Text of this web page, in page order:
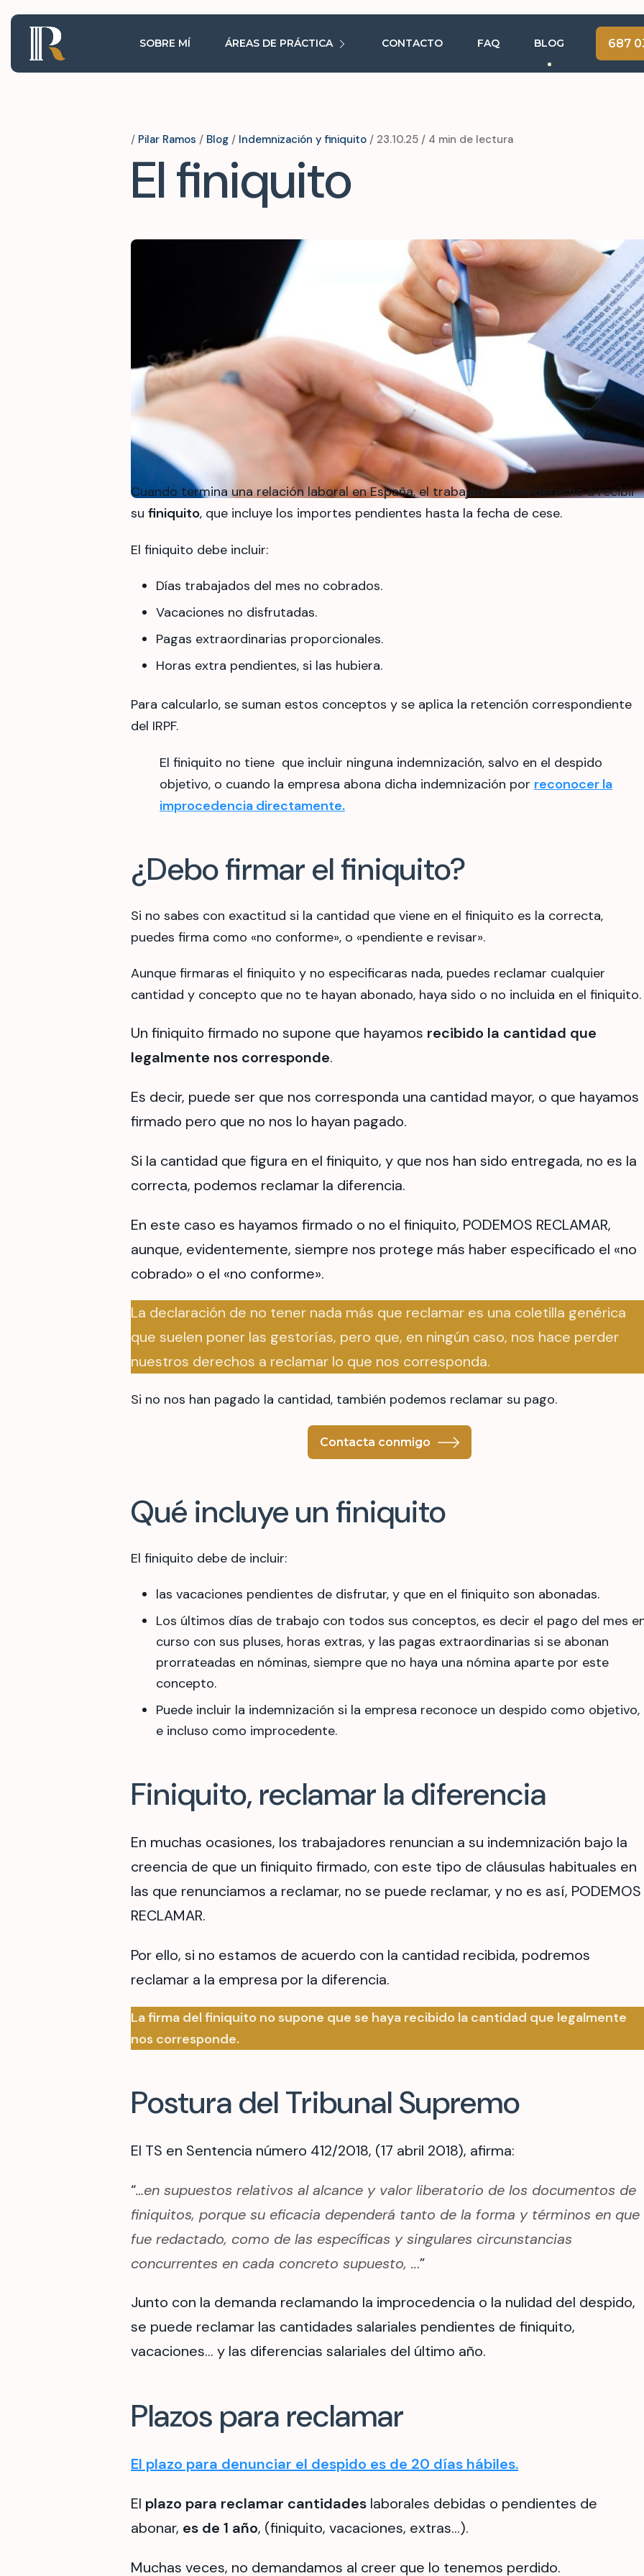
SOBRE MÍ ÁREAS DE PRÁCTICA CONTACTO FAQ BLOG 687
/ Pilar Ramos / Blog / Indemnización y finiquito / 23.10.25 / 4 min de lectura
El finiquito
Cuando termina una relación laboral en España, el trabajador tiene derecho a recibir
su finiquito, que incluye los importes pendientes hasta la fecha de cese.
El finiquito debe incluir:
Días trabajados del mes no cobrados.
Vacaciones no disfrutadas.
Pagas extraordinarias proporcionales.
Horas extra pendientes, si las hubiera.
Para calcularlo, se suman estos conceptos y se aplica la retención correspondiente
del IRPF.
El finiquito no tiene que incluir ninguna indemnización, salvo en el despido
objetivo, o cuando la empresa abona dicha indemnización por reconocer la
improcedencia directamente.
¿Debo firmar el finiquito?
Si no sabes con exactitud si la cantidad que viene en el finiquito es la correcta,
puedes firma como «no conforme», o «pendiente e revisar».
Aunque firmaras el finiquito y no especificaras nada, puedes reclamar cualquier
cantidad y concepto que no te hayan abonado, haya sido o no incluida en el finiquito.
Un finiquito firmado no supone que hayamos recibido la cantidad que
legalmente nos corresponde.
Es decir, puede ser que nos corresponda una cantidad mayor, o que hayamos
firmado pero que no nos lo hayan pagado.
Si la cantidad que figura en el finiquito, y que nos han sido entregada, no es la
correcta, podemos reclamar la diferencia.
En este caso es hayamos firmado o no el finiquito, PODEMOS RECLAMAR,
aunque, evidentemente, siempre nos protege más haber especificado el «no
cobrado» o el «no conforme».
La declaración de no tener nada más que reclamar es una coletilla genérica
que suelen poner las gestorías, pero que, en ningún caso, nos hace perder
nuestros derechos a reclamar lo que nos corresponda.
Si no nos han pagado la cantidad, también podemos reclamar su pago.
Contacta conmigo
Qué incluye un finiquito
El finiquito debe de incluir:
las vacaciones pendientes de disfrutar, y que en el finiquito son abonadas.
Los últimos días de trabajo con todos sus conceptos, es decir el pago del mes
curso con sus pluses, horas extras, y las pagas extraordinarias si se abonan
prorrateadas en nóminas, siempre que no haya una nómina aparte por este
concepto.
Puede incluir la indemnización si la empresa reconoce un despido como objetivo,
e incluso como improcedente.
Finiquito, reclamar la diferencia
En muchas ocasiones, los trabajadores renuncian a su indemnización bajo la
creencia de que un finiquito firmado, con este tipo de cláusulas habituales en
las que renunciamos a reclamar, no se puede reclamar, y no es así, PODEMOS
RECLAMAR.
Por ello, si no estamos de acuerdo con la cantidad recibida, podremos
reclamar a la empresa por la diferencia.
La firma del finiquito no supone que se haya recibido la cantidad que legalmente
nos corresponde.
Postura del Tribunal Supremo
El TS en Sentencia número 412/2018, (17 abril 2018), afirma:
“…en supuestos relativos al alcance y valor liberatorio de los documentos de
finiquitos, porque su eficacia dependerá tanto de la forma y términos en que
fue redactado, como de las específicas y singulares circunstancias
concurrentes en cada concreto supuesto, ...”
Junto con la demanda reclamando la improcedencia o la nulidad del despido,
se puede reclamar las cantidades salariales pendientes de finiquito,
vacaciones… y las diferencias salariales del último año.
Plazos para reclamar
El plazo para denunciar el despido es de 20 días hábiles.
El plazo para reclamar cantidades laborales debidas o pendientes de
abonar, es de 1 año, (finiquito, vacaciones, extras…).
Muchas veces, no demandamos al creer que lo tenemos perdido.